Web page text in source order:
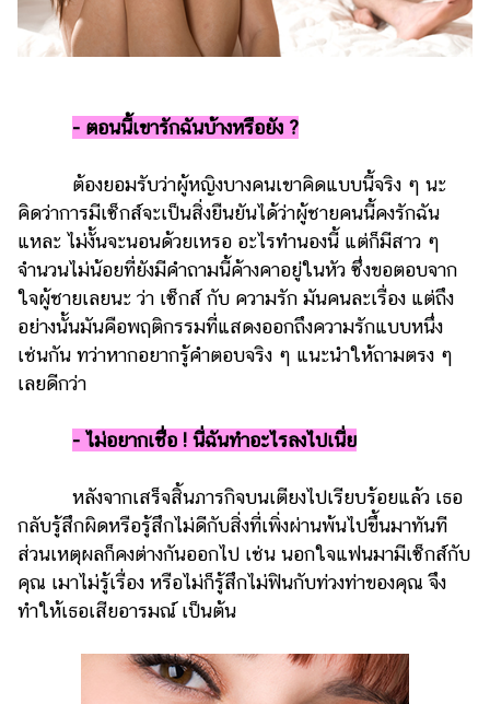
- ตอนนี้เขารักฉันบ้างหรือยัง ?
ต้องยอมรับว่าผู้หญิงบางคนเขาคิดแบบนี้จริง ๆ นะ
คิดว่าการมีเซ็กส์จะเป็นสิ่งยืนยันได้ว่าผู้ชายคนนี้คงรักฉัน
แหละ ไม่งั้นจะนอนด้วยเหรอ อะไรทำนองนี้ แต่ก็มีสาว ๆ
จำนวนไม่น้อยที่ยังมีคำถามนี้ค้างคาอยู่ในหัว ซึ่งขอตอบจาก
ใจผู้ชายเลยนะ ว่า เซ็กส์ กับ ความรัก มันคนละเรื่อง แต่ถึง
อย่างนั้นมันคือพฤติกรรมที่แสดงออกถึงความรักแบบหนึ่ง
เช่นกัน ทว่าหากอยากรู้คำตอบจริง ๆ แนะนำให้ถามตรง ๆ
เลยดีกว่า
- ไม่อยากเชื่อ ! นี่ฉันทำอะไรลงไปเนี่ย
หลังจากเสร็จสิ้นภารกิจบนเตียงไปเรียบร้อยแล้ว เธอ
กลับรู้สึกผิดหรือรู้สึกไม่ดีกับสิ่งที่เพิ่งผ่านพ้นไปขึ้นมาทันที
ส่วนเหตุผลก็คงต่างกันออกไป เช่น นอกใจแฟนมามีเซ็กส์กับ
คุณ เมาไม่รู้เรื่อง หรือไม่ก็รู้สึกไม่ฟินกับท่วงท่าของคุณ จึง
ทำให้เธอเสียอารมณ์ เป็นต้น